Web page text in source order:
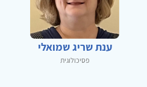
ענת שריג שמואלי
פסיכולוגית